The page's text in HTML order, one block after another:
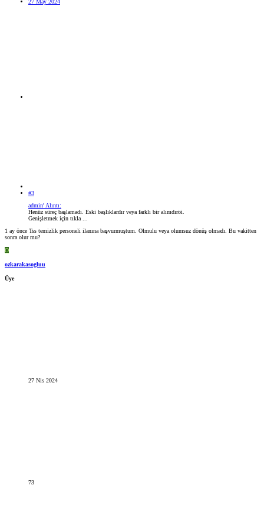
#3
admin' Alıntı:
Henüz süreç başlamadı. Eski başlıklardır veya farklı bir alımdıröi.
Genişletmek için tıkla ...
1 ay önce Tss temizlik personeli ilanına başvurmuştum. Olmulu veya olumsuz dönüş olmadı. Bu vakitten
sonra olur mu?
O
ozkarakasogluu
Üye
27 Nis 2024
73